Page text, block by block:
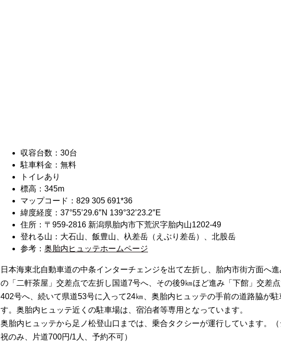
収容台数：30台
駐車料金：無料
トイレあり
標高：345m
マップコード：829 305 691*36
緯度経度：37°55’29.6″N 139°32’23.2″E
住所：〒959-2816 新潟県胎内市下荒沢字胎内山1202-49
登れる山：大石山、飯豊山、杁差岳（えぶり差岳）、北股岳
参考： 奥胎内ヒュッテホームページ
日本海東北自動車道の中条インターチェンジを出て左折し、胎内市街方面へ
の「二軒茶屋」交差点で左折し国道7号へ、その後9㎞ほど進み「下館」交差
402号へ、続いて県道53号に入って24㎞、奥胎内ヒュッテの手前の道路脇が
す。奥胎内ヒュッテ近くの駐車場は、宿泊者等専用となっています。
奥胎内ヒュッテから足ノ松登山口までは、乗合タクシーが運行しています。（
祝のみ、片道700円/1人、予約不可）